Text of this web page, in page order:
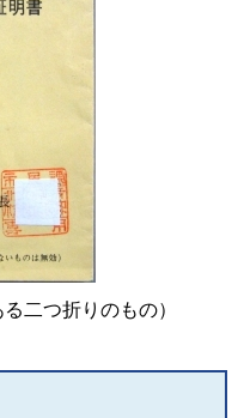
二つ折りのもの）